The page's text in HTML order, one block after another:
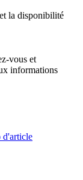
la disponibilité
vous et
informations
d'article